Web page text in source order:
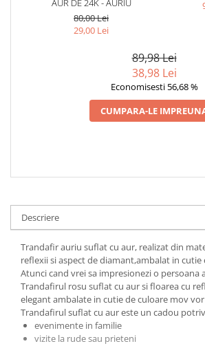
AUR DE 24K - AURIU
80,00 Lei
29,00 Lei
89,98 Lei
38,98 Lei
Economisesti 56,68 %
CUMPARA-LE
Descriere
Trandafir auriu suflat cu aur, realizat din
reflexii si aspect de diamant,ambalat in cutie
Atunci cand vrei sa impresionezi o persoana
Trandafirul rosu suflat cu aur si floarea cu
elegant ambalate in cutie de culoare mov
Trandafirul suflat cu aur este un cadou
evenimente in familie
vizite la rude sau prieteni